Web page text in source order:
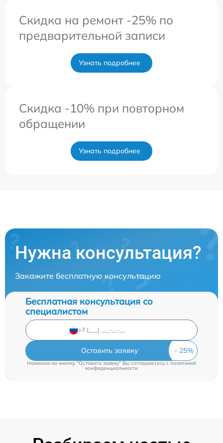
Скидка на ремонт -25% по
предварительной записи
Узнать подробнее
Скидка -10% при повторном
обращении
Узнать подробнее
Нужна консультация?
Закажите бесплатную консультацию
Бесплатная консультация со
специалистом
Оставить заявку
Нажимая на кнопку "Оставить заявку" Вы соглашаетесь cполитикой
конфиденциальности